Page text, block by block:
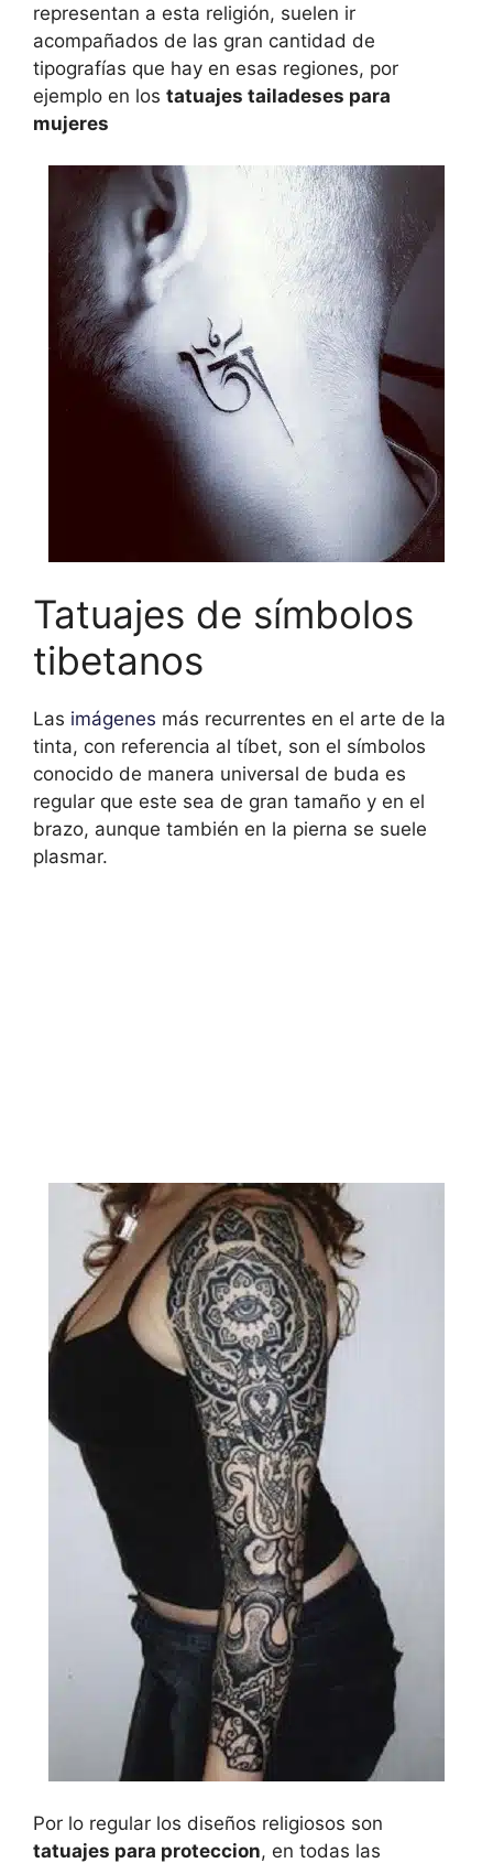
representan a esta religión, suelen ir
acompañados de las gran cantidad de
tipografías que hay en esas regiones, por
ejemplo en los tatuajes tailadeses para
mujeres
Tatuajes de símbolos
tibetanos
Las imágenes más recurrentes en el arte de la
tinta, con referencia al tíbet, son el símbolos
conocido de manera universal de buda es
regular que este sea de gran tamaño y en el
brazo, aunque también en la pierna se suele
plasmar.
Por lo regular los diseños religiosos son
tatuajes para proteccion, en todas las